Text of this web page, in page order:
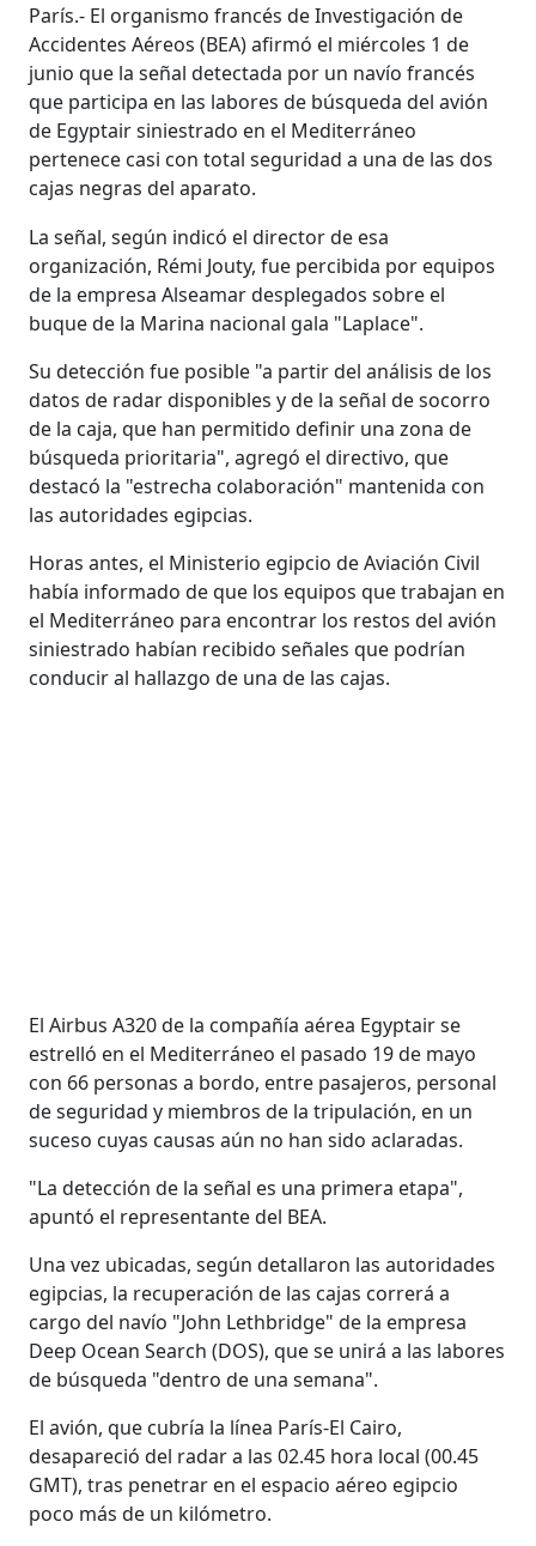
París.- El organismo francés de Investigación de
Accidentes Aéreos (BEA) afirmó el miércoles 1 de
junio que la señal detectada por un navío francés
que participa en las labores de búsqueda del avión
de Egyptair siniestrado en el Mediterráneo
pertenece casi con total seguridad a una de las dos
cajas negras del aparato.
La señal, según indicó el director de esa
organización, Rémi Jouty, fue percibida por equipos
de la empresa Alseamar desplegados sobre el
buque de la Marina nacional gala "Laplace".
Su detección fue posible "a partir del análisis de los
datos de radar disponibles y de la señal de socorro
de la caja, que han permitido definir una zona de
búsqueda prioritaria", agregó el directivo, que
destacó la "estrecha colaboración" mantenida con
las autoridades egipcias.
Horas antes, el Ministerio egipcio de Aviación Civil
había informado de que los equipos que trabajan en
el Mediterráneo para encontrar los restos del avión
siniestrado habían recibido señales que podrían
conducir al hallazgo de una de las cajas.
El Airbus A320 de la compañía aérea Egyptair se
estrelló en el Mediterráneo el pasado 19 de mayo
con 66 personas a bordo, entre pasajeros, personal
de seguridad y miembros de la tripulación, en un
suceso cuyas causas aún no han sido aclaradas.
"La detección de la señal es una primera etapa",
apuntó el representante del BEA.
Una vez ubicadas, según detallaron las autoridades
egipcias, la recuperación de las cajas correrá a
cargo del navío "John Lethbridge" de la empresa
Deep Ocean Search (DOS), que se unirá a las labores
de búsqueda "dentro de una semana".
El avión, que cubría la línea París-El Cairo,
desapareció del radar a las 02.45 hora local (00.45
GMT), tras penetrar en el espacio aéreo egipcio
poco más de un kilómetro.